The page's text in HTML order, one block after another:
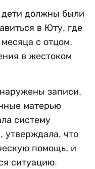
дети должны были
в Юту, где
с отцом.
в жестоком
записи,
матерью
систему
утверждала, что
помощь, и
ситуацию.